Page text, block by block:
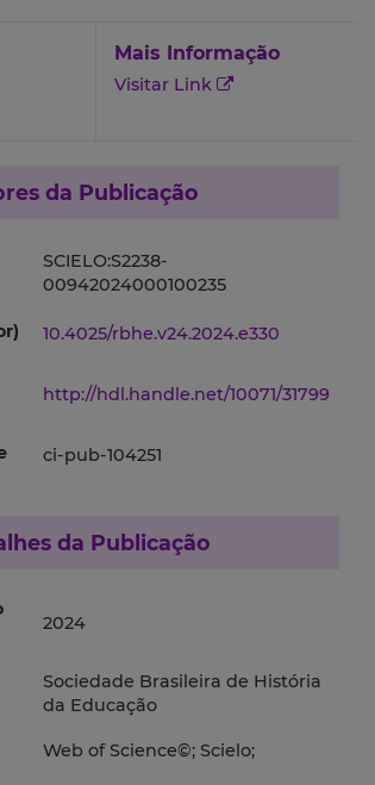
Mais Informação
Visitar Link
da Publicação
SCIELO:S2238-
00942024000100235
10.4025/rbhe.v24.2024.e330
http://hdl.handle.net/10071/31799
ci-pub-104251
da Publicação
2024
Sociedade Brasileira de História
da Educação
Web of Science©; Scielo;